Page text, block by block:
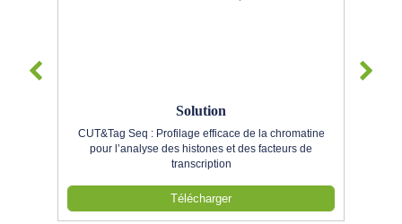
Solution
CUT&Tag Seq : Profilage efficace de la chromatine
pour l’analyse des histones et des facteurs de
transcription
Télécharger